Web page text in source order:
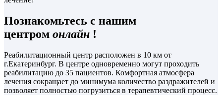
Познакомьтесь с нашим
центром онлайн !
Реабилитационный центр расположен в 10 км от
г.Екатеринбург. В центре одновременно могут проходить
реабилитацию до 35 пациентов. Комфортная атмосфера
лечения сокращает до минимума количество раздражителей и
позволяет полностью погрузиться в терапевтический процесс.